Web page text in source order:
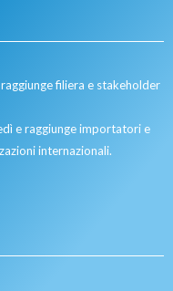
filiera e stakeholder
e raggiunge importatori e
internazionali.